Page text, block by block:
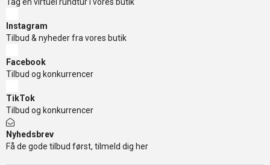
Instagram
Tilbud & nyheder fra vores butik
Facebook
Tilbud og konkurrencer
TikTok
Tilbud og konkurrencer
Nyhedsbrev
Få de gode tilbud først, tilmeld dig her